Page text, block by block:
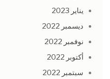
يناير 2023
ديسمبر 2022
نوفمبر 2022
أكتوبر 2022
سبتمبر 2022